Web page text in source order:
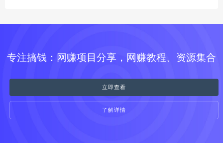
专注搞钱：网赚项目分享，网赚教程、资源集合
立即查看
了解详情